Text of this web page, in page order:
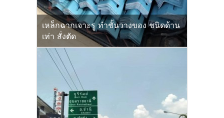
เหล็กฉากเจาะรู ทำชั้นวางของ ชนิดด้าน
เท่า สั่งตัด